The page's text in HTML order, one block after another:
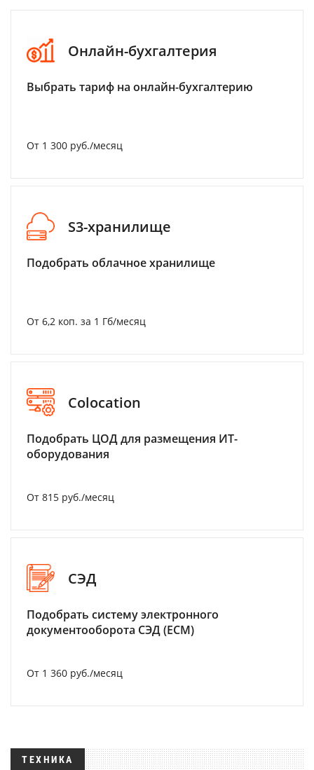
Онлайн-бухгалтерия
Выбрать тариф на онлайн-бухгалтерию
От 1 300 руб./месяц
S3-хранилище
Подобрать облачное хранилище
От 6,2 коп. за 1 Гб/месяц
Colocation
Подобрать ЦОД для размещения ИТ-
оборудования
От 815 руб./месяц
СЭД
Подобрать систему электронного
документооборота СЭД (ECM)
От 1 360 руб./месяц
ТЕХНИКА